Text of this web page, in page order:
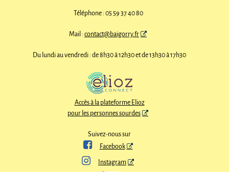
Téléphone : 05 59 37 40 80
Mail :contact@baigorry.fr
Du lundi au vendredi : de 8h30 à 12h30 et de 13h30 à 17h30
Accès à la plateforme Elioz
pour les personnes sourdes
Suivez-nous sur
 Facebook
 Instagram